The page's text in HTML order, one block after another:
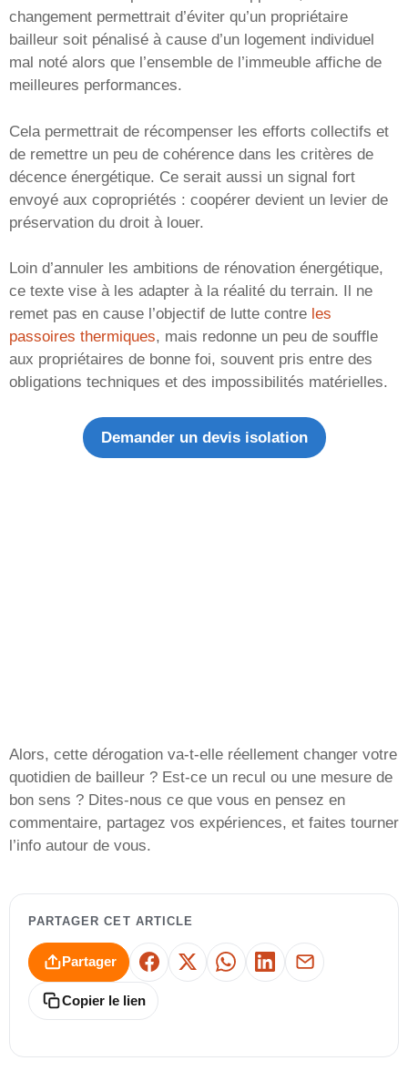
changement permettrait d’éviter qu’un propriétaire
bailleur soit pénalisé à cause d’un logement individuel
mal noté alors que l’ensemble de l’immeuble affiche de
meilleures performances.
Cela permettrait de récompenser les efforts collectifs et
de remettre un peu de cohérence dans les critères de
décence énergétique. Ce serait aussi un signal fort
envoyé aux copropriétés : coopérer devient un levier de
préservation du droit à louer.
Loin d’annuler les ambitions de rénovation énergétique,
ce texte vise à les adapter à la réalité du terrain. Il ne
remet pas en cause l’objectif de lutte contre les
passoires thermiques, mais redonne un peu de souffle
aux propriétaires de bonne foi, souvent pris entre des
obligations techniques et des impossibilités matérielles.
Demander un devis isolation
Alors, cette dérogation va-t-elle réellement changer votre
quotidien de bailleur ? Est-ce un recul ou une mesure de
bon sens ? Dites-nous ce que vous en pensez en
commentaire, partagez vos expériences, et faites tourner
l’info autour de vous.
PARTAGER CET ARTICLE
Partager Facebook
X WhatsAppLinkedInE-mail
Copier le lien